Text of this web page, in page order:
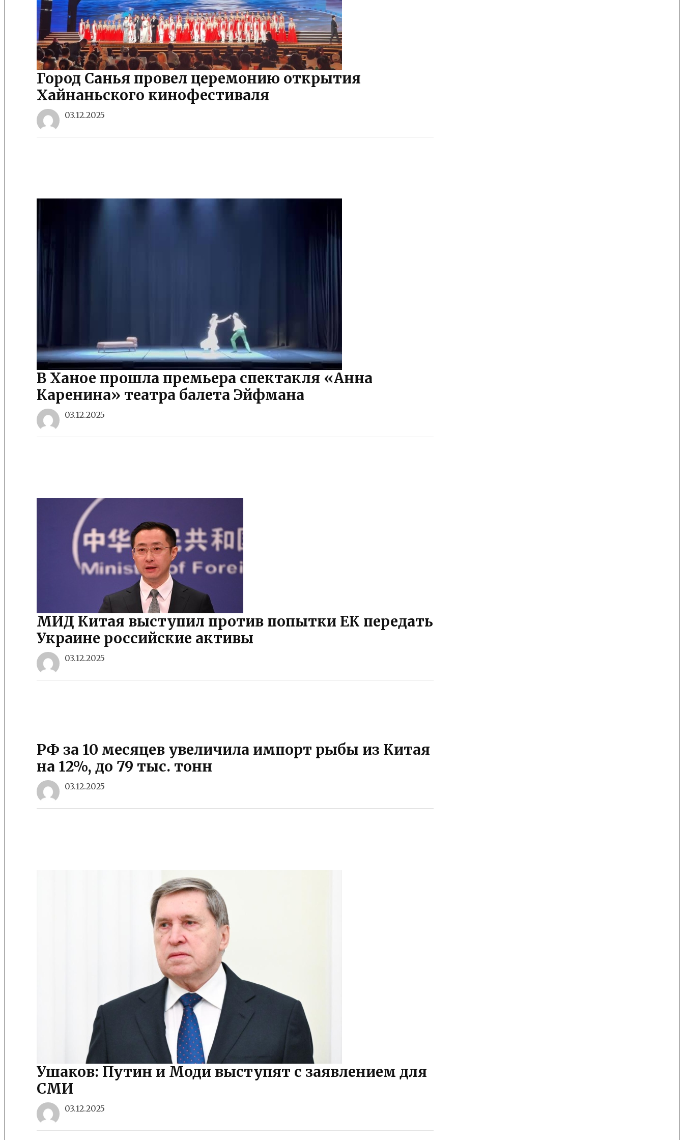
Город Санья провел церемонию открытия
Хайнаньского кинофестиваля
03.12.2025
В Ханое прошла премьера спектакля «Анна
Каренина» театра балета Эйфмана
03.12.2025
МИД Китая выступил против попытки ЕК передать
Украине российские активы
03.12.2025
РФ за 10 месяцев увеличила импорт рыбы из Китая
на 12%, до 79 тыс. тонн
03.12.2025
Ушаков: Путин и Моди выступят с заявлением для
СМИ
03.12.2025